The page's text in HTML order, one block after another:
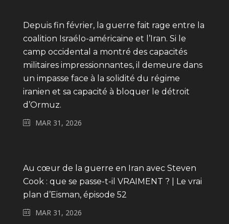
Depuis fin février, la guerre fait rage entre la
coalition Israélo-américaine et l’Iran. Si le
camp occidental a montré des capacités
militaires impressionnantes, il demeure dans
un impasse face à la solidité du régime
iranien et sa capacité à bloquer le détroit
d’Ormuz.
MAR 31, 2026
Au cœur de la guerre en Iran avec Steven
Cook : que se passe-t-il VRAIMENT ? | Le vrai
plan d’Eisman, épisode 52
MAR 31, 2026